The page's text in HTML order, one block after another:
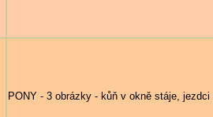
PONY - 3 obrázky - kůň v okně stáje,